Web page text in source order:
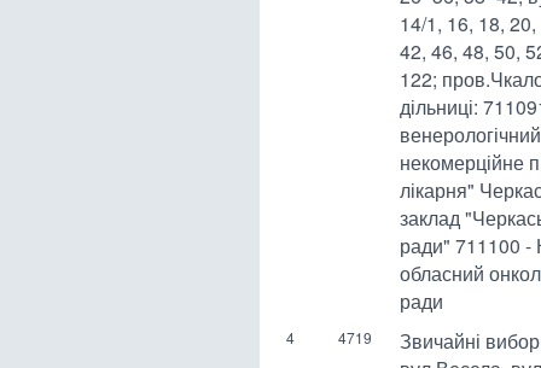
14/1, 16, 18,
42, 46, 48, 50,
122;
дільниці:
некомерційне
лікарня"
заклад
ради" 711100 -
обласний
ради
4 4719
Звичайні